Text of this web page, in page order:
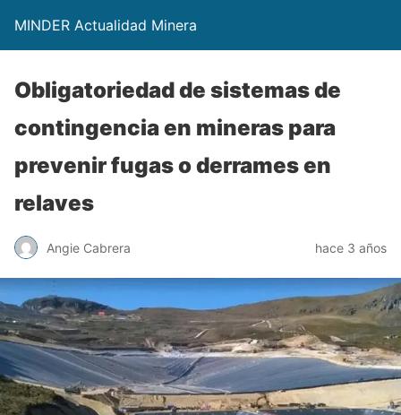
MINDER Actualidad Minera
Obligatoriedad de sistemas de
contingencia en mineras para
prevenir fugas o derrames en
relaves
Angie Cabrera hace 3 años